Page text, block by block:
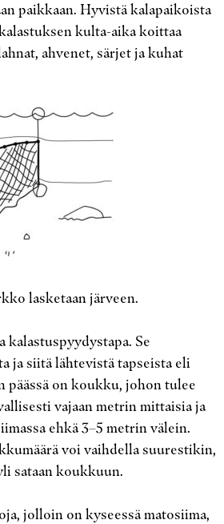
paikkaan. Hyvistä kalapaikoista
kulta-aika koittaa
ahvenet, särjet ja kuhat
lasketaan järveen.
kalastuspyydystapa. Se
ja siitä lähtevistä tapseista eli
päässä on koukku, johon tulee
vajaan metrin mittaisia ja
ehkä 3–5 metrin välein.
voi vaihdella suurestikin,
sataan koukkuun.
jolloin on kyseessä matosiima,